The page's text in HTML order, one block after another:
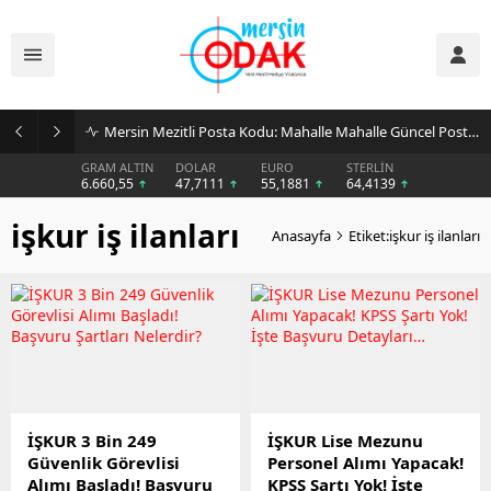
Mersin Mezitli Posta Kodu: Mahalle Mahalle Güncel Posta Kodu Rehberi
GRAM ALTIN
6.660,55
DOLAR
47,7111
EURO
55,1881
STERLİN
64,4139
işkur iş ilanları Anasayfa Etiket:işkur iş ilanları
İŞKUR 3 Bin 249
Güvenlik Görevlisi
Alımı Başladı! Başvuru
İŞKUR Lise Mezunu
Personel Alımı Yapacak!
KPSS Şartı Yok! İşte